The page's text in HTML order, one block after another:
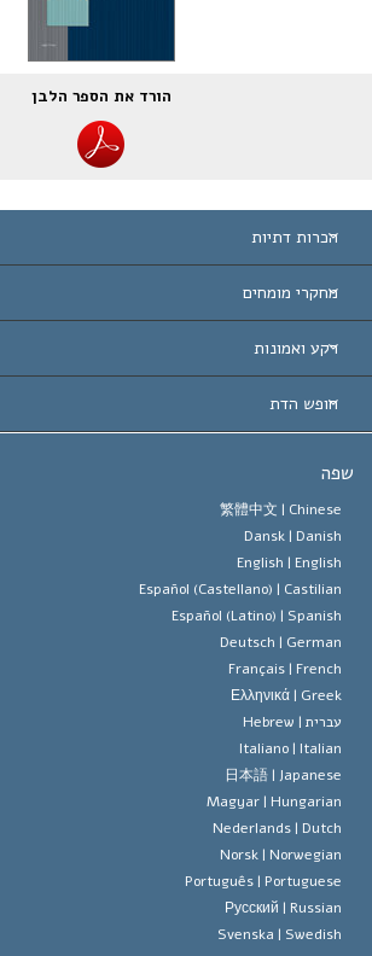
הורד את הספר הלבן
הכרות דתיות
הברית
עולמיות
חשובות
מחקרי מומחים
לפי קטגוריה
המובילים בעולם
רקע ואמונות
האברד
האמונה של ארגון הסיינטולוגיה
הסיינטולוג
מיסקביג'
חופש הדת
של זכויות האדם הבינלאומיות
על דת
繁體中文 |
Dansk |
English |
Español (Castellano) |
Español (Latino) |
Deutsch |
Français |
Ελληνικά |
|
Hebrew
Italiano |
日本語 |
Magyar |
Nederlands |
Norsk |
Português |
Русский |
Svenska |